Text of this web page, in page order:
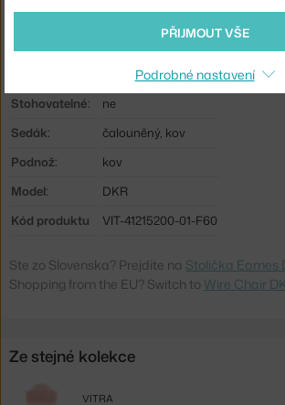
Područky:
bez područek
ocel, textilní potah
Stohovatelné:
ne
Sedák:
čalouněný, kov
Podnož:
kov
Model:
DKR
Kód produktu
VIT-41215200-01-F60
Ste zo Slovenska? Prejdite na Stolička Eames
Shopping from the EU? Switch to Wire Chair
Ze stejné kolekce
VITRA
PŘIJMOUT VŠE
Podrobné nastavení